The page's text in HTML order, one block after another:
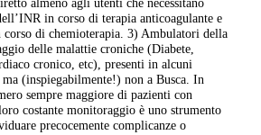
almeno agli utenti che necessitano
in corso di terapia anticoagulante e
di chemioterapia. 3) Ambulatori della
delle malattie croniche (Diabete,
cronico, etc), presenti in alcuni
(inspiegabilmente!) non a Busca. In
sempre maggiore di pazienti con
costante monitoraggio è uno strumento
precocemente complicanze o